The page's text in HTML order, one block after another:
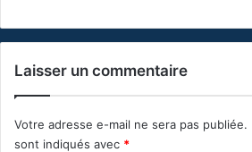
Laisser un commentaire
Votre adresse e-mail ne sera pas publiée.
sont indiqués avec *